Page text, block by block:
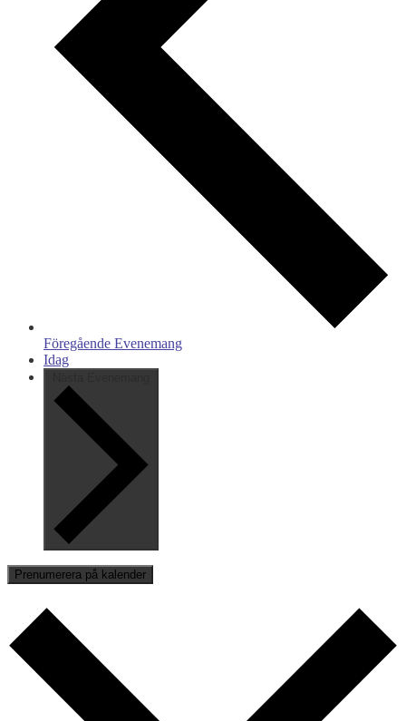
Föregående Evenemang
Idag
Prenumerera på kalender